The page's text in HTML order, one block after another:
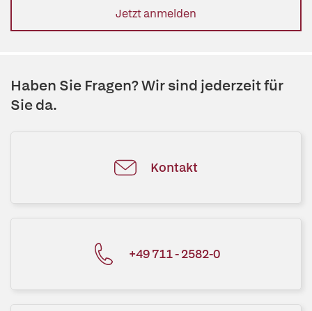
Jetzt anmelden
Haben Sie Fragen? Wir sind jederzeit für
Sie da.
Kontakt
+49 711 - 2582-0